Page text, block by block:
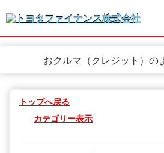
おクルマ（クレジット）の
トップへ戻る
カテゴリー表示